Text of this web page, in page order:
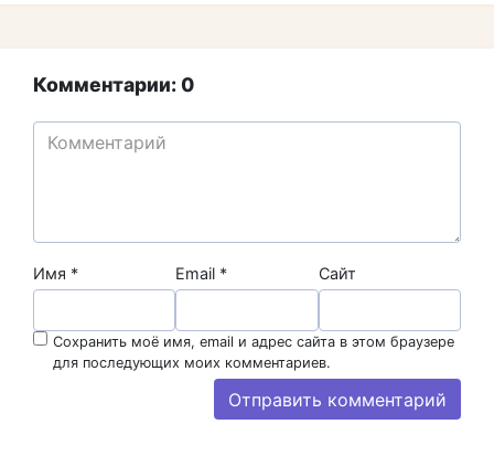
Комментарии: 0
Имя * Email * Сайт
Сохранить моё имя, email и адрес сайта в этом браузере
для последующих моих комментариев.